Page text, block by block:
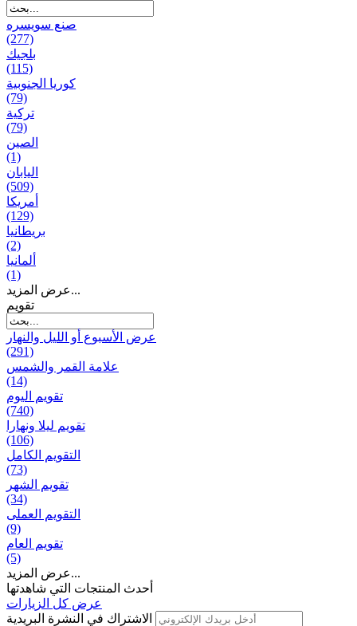
صنع سویسره
(277)
بلجيك
(115)
كوريا الجنوبية
(79)
تركية
(79)
الصين
(1)
اليابان
(509)
أمريكا
(129)
بریطانیا
(2)
ألمانيا
(1)
عرض المزيد...
تقويم
عرض الأسبوع أو الليل والنهار
(291)
علامة القمر والشمس
(14)
تقویم الیوم
(740)
تقويم ليلا ونهارا
(106)
التقويم الكامل
(73)
تقويم الشهر
(34)
التقويم العملی
(9)
تقويم العام
(5)
عرض المزيد...
أحدث المنتجات التي شاهدتها
عرض كل الزيارات
الاشتراك في النشرة البريدية